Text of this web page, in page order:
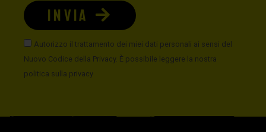
Autorizzo il trattamento dei miei dati personali ai sensi del
Nuovo Codice della Privacy. È possibile leggere la nostra
politica sulla privacy
INVIA